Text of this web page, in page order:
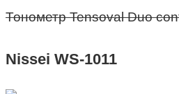
Тонометр Tensoval Duo
Nissei WS-1011